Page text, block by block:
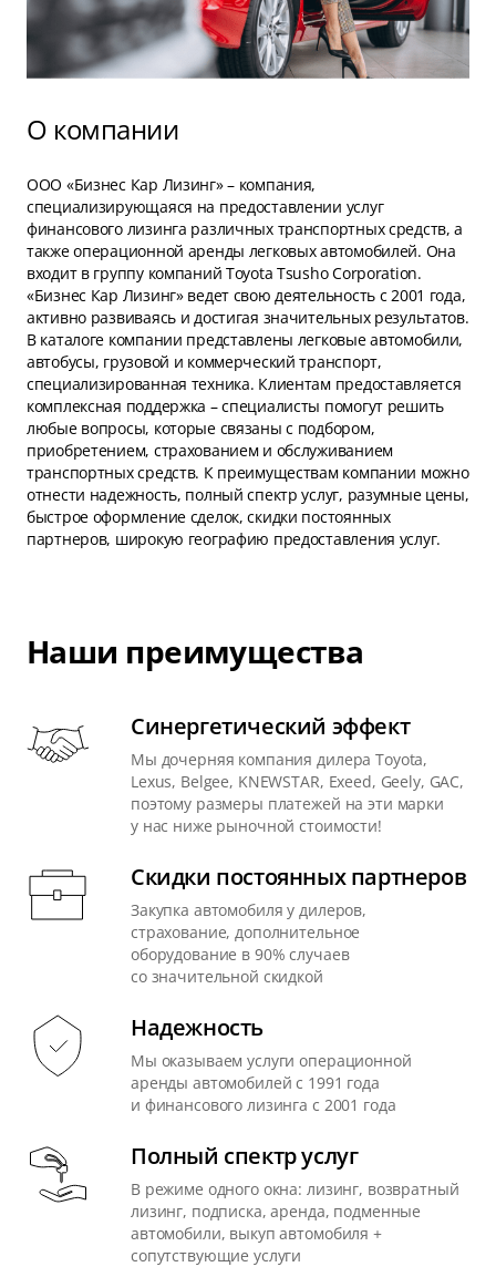
О компании
ООО «Бизнес Кар Лизинг» – компания,
специализирующаяся на предоставлении услуг
финансового лизинга различных транспортных средств, а
также операционной аренды легковых автомобилей. Она
входит в группу компаний Toyota Tsusho Corporation.
«Бизнес Кар Лизинг» ведет свою деятельность с 2001 года,
активно развиваясь и достигая значительных результатов.
В каталоге компании представлены легковые автомобили,
автобусы, грузовой и коммерческий транспорт,
специализированная техника. Клиентам предоставляется
комплексная поддержка – специалисты помогут решить
любые вопросы, которые связаны с подбором,
приобретением, страхованием и обслуживанием
транспортных средств. К преимуществам компании можно
отнести надежность, полный спектр услуг, разумные цены,
быстрое оформление сделок, скидки постоянных
партнеров, широкую географию предоставления услуг.
Наши преимущества
Синергетический эффект
Мы дочерняя компания дилера Toyota,
Lexus, Belgee, KNEWSTAR, Exeed, Geely, GAC,
поэтому размеры платежей на эти марки
у нас ниже рыночной стоимости!
Скидки постоянных партнеров
Закупка автомобиля у дилеров,
страхование, дополнительное
оборудование в 90% случаев
со значительной скидкой
Надежность
Мы оказываем услуги операционной
аренды автомобилей с 1991 года
и финансового лизинга с 2001 года
Полный спектр услуг
В режиме одного окна: лизинг, возвратный
лизинг, подписка, аренда, подменные
автомобили, выкуп автомобиля +
сопутствующие услуги